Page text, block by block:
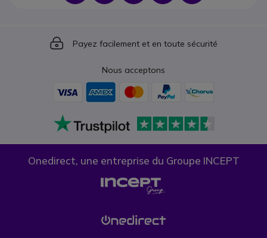
Icon
Payez facilement et en toute sécurité
Nous acceptons
Onedirect, une entreprise du Groupe INCEPT